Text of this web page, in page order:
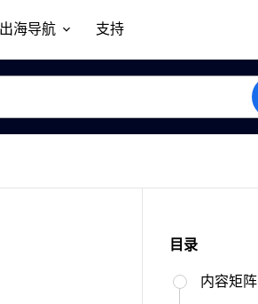
出海导航 支持
目录
内容矩阵